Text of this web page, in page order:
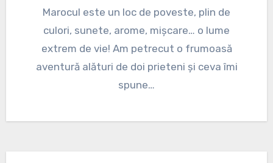
Marocul este un loc de poveste, plin de
culori, sunete, arome, mișcare… o lume
extrem de vie! Am petrecut o frumoasă
aventură alături de doi prieteni și ceva îmi
spune…